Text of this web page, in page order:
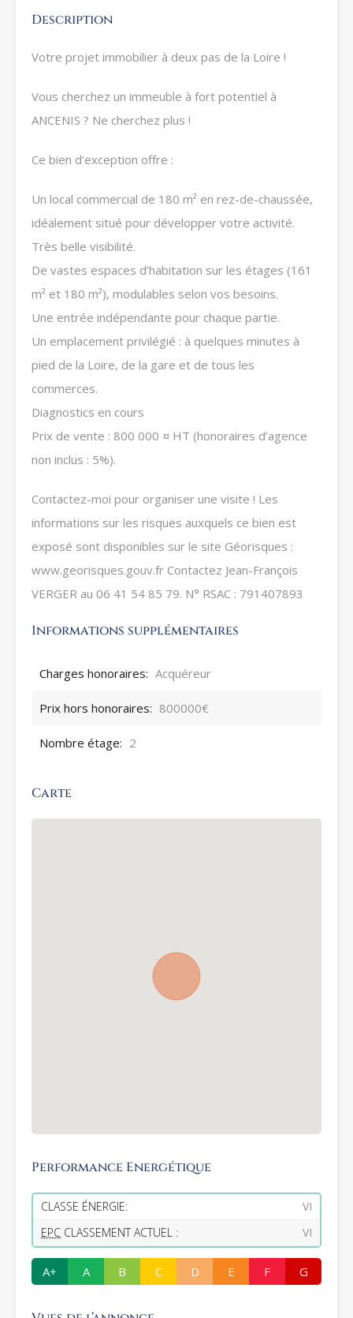
Description
Votre projet immobilier à deux pas de la Loire !
Vous cherchez un immeuble à fort potentiel à
ANCENIS ? Ne cherchez plus !
Ce bien d’exception offre :
Un local commercial de 180 m² en rez-de-chaussée,
idéalement situé pour développer votre activité.
Très belle visibilité.
De vastes espaces d’habitation sur les étages (161
m² et 180 m²), modulables selon vos besoins.
Une entrée indépendante pour chaque partie.
Un emplacement privilégié : à quelques minutes à
pied de la Loire, de la gare et de tous les
commerces.
Diagnostics en cours
Prix de vente : 800 000 ¤ HT (honoraires d’agence
non inclus : 5%).
Contactez-moi pour organiser une visite ! Les
informations sur les risques auxquels ce bien est
exposé sont disponibles sur le site Géorisques :
www.georisques.gouv.fr Contactez Jean-François
VERGER au 06 41 54 85 79. N° RSAC : 791407893
Informations supplémentaires
Charges honoraires: Acquéreur
Prix hors honoraires: 800000€
Nombre étage: 2
Carte
Performance Energétique
CLASSE ÉNERGIE:
VI
EPC CLASSEMENT ACTUEL : VI
A+ A B C D E F G